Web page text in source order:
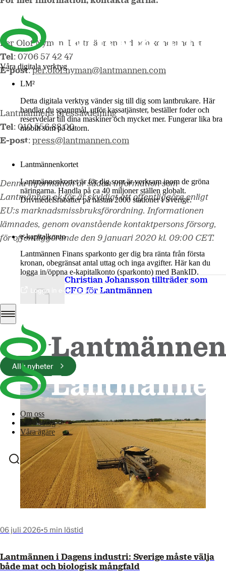
Våra digitala verktyg
LM²
Detta digitala verktyg vänder sig till dig som lantbrukare. Här
handlar du spannmål, utför kassatjänster, beställer foder och
reservdelar till dina maskiner och mycket mer. Fungerar lika bra
mobilt som på datorn.
Mer om LM2
Lantmännenkortet
Lantmännenkortet är för dig som är verksam inom de gröna
näringarna. Handla på ca 40 miljoner ställen globalt.
Drivmedelsrabatter på nästan 2000 stationer i Sverige.
e-kapitalkonto
Lantmännen Finans sparkonto ger dig bra ränta från första
kronan, obegränsat antal uttag och inga avgifter. Här kan du
logga in/öppna e-kapitalkonto (sparkonto) med BankID.
Logga in e-kapitalkonto
Om oss
Våra bolag
Våra ägare
Per Olof Nyman, Lantmännens vd och koncernchef
Tel: 0706 57 42 47
E-post:per.olof.nyman@lantmannen.com
Lantmännens pressavdelning
Tel: 010 556 88 00
E-post: press@lantmannen.com
Denna information är sådan information som
Lantmännen ek för är skyldigt att offentliggöra enligt
EU:s marknadsmissbruksförordning. Informationen
lämnades, genom ovanstående kontaktpersons försorg,
för offentliggörande den 9 januari 2020 kl. 09:00 CET.
Christian Johansson tillträder som
CFO för Lantmännen
Senaste nyheterna
Alla nyheter
06 juli 2026•5 min lästid
Lantmännen i Dagens industri: Sverige måste välja
både mat och biologisk mångfald